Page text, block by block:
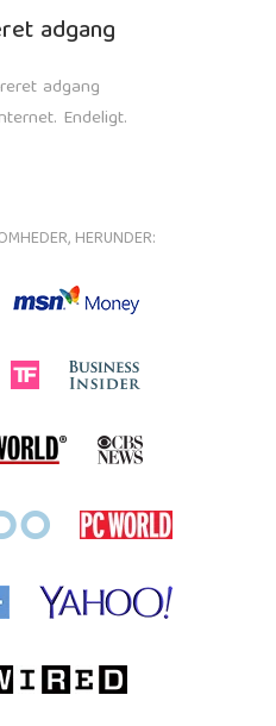
adgang
adgang
Endeligt.
HERUNDER: